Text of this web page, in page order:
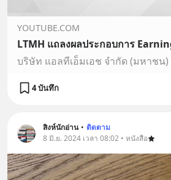
YOUTUBE.COM
LTMH แถลงผลประกอบการ
4 บันทึก
สิงห์นักอ่าน • ติดตาม
8 มิ.ย. 2024 เวลา 08:02 • หนังสือ